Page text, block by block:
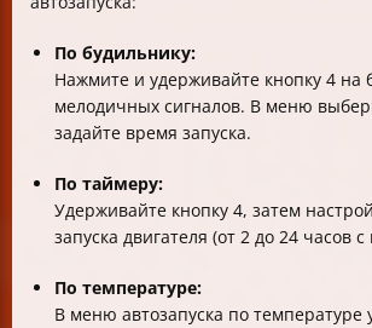
По будильнику:
Нажмите и удерживайте кнопку 4 на
мелодичных сигналов. В меню
задайте время запуска.
По таймеру:
Удерживайте кнопку 4, затем
запуска двигателя (от 2 до 24 часов
По температуре:
В меню автозапуска по температуре